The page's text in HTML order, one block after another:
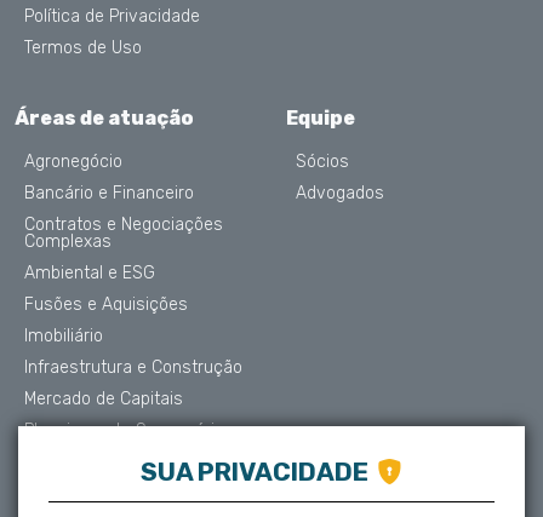
Política de Privacidade
Termos de Uso
Áreas de atuação
Agronegócio
Bancário e Financeiro
Contratos e Negociações
Complexas
Ambiental e ESG
Fusões e Aquisições
Imobiliário
Infraestrutura e Construção
Mercado de Capitais
Planejamento Sucessório
Contencioso e Arbitragem
Equipe
Sócios
Advogados
SUA PRIVACIDADE